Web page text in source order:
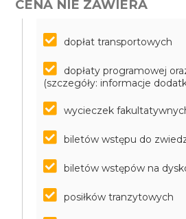
CENA NIE ZAWIERA
dopłat transportowych
dopłaty programowej
(szczegóły: informacje
wycieczek
biletów wstępu do
biletów wstępów na
posiłków tranzytowych